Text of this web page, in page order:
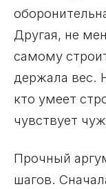
Другая, не
самому
держала вес.
кто умеет
чувствует
Прочный
шагов.